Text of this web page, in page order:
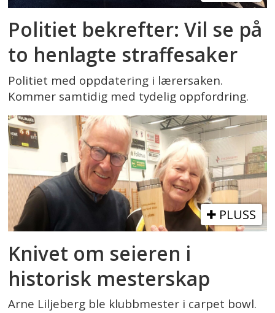
Politiet bekrefter: Vil se på
to henlagte straffesaker
Politiet med oppdatering i lærersaken.
Kommer samtidig med tydelig oppfordring.
PLUSS
Knivet om seieren i
historisk mesterskap
Arne Liljeberg ble klubbmester i carpet bowl.